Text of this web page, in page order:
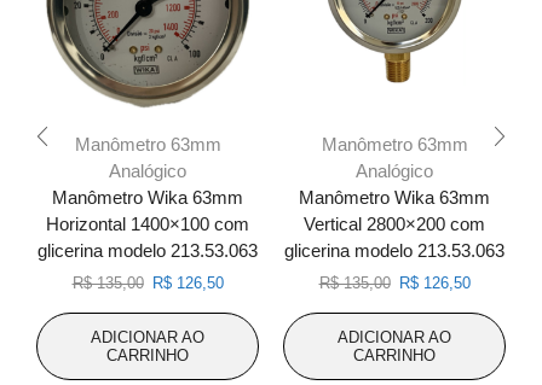
Manômetro 63mm
Analógico
Manômetro Wika 63mm
Horizontal 1400×100 com
glicerina modelo 213.53.063
R$135,00 O
original
era:
R$126,50O
atual
R$ 126,50.
ADICIONAR AO
CARRINHO
Manômetro 63mm
Analógico
Manômetro Wika 63mm
Vertical 2800×200 com
glicerina modelo 213.53.063
R$135,00 O
original
era:
R$126,50O
atual
R$
ADICIONAR AO
CARRINHO